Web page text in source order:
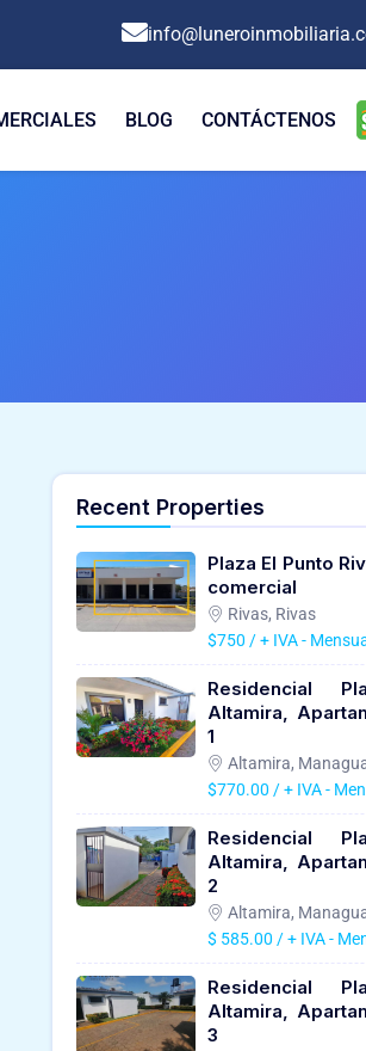
BLOG CONTÁCTENOS
Recent Properties
Plaza El Punto
comercial
Rivas, Rivas
$750 / + IVA -
Residencial
Altamira,
1
Altamira,
$770.00 / + IVA -
Residencial
Altamira,
2
Altamira,
$ 585.00 / + IVA -
Residencial
Altamira,
3